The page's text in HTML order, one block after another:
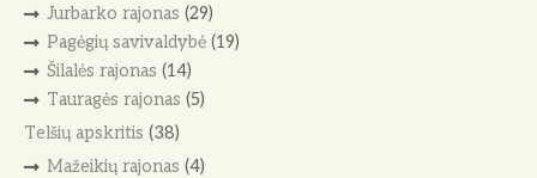
Jurbarko rajonas (29)
Pagėgių savivaldybė(19)
Šilalės rajonas (14)
Tauragės rajonas (5)
Telšių apskritis (38)
Mažeikių rajonas (4)